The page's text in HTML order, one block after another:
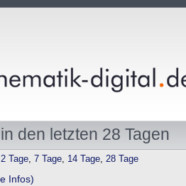
den letzten 28 Tagen
2 Tage, 7 Tage, 14 Tage, 28 Tage
Infos)